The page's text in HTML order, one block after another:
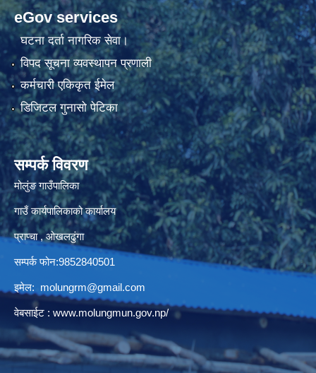
eGov services
घटना दर्ता नागरिक सेवा।
विपद सूचना व्यवस्थापन प्रणाली
कर्मचारी एकिकृत ईमेल
डिजिटल गुनासो पेटिका
सम्पर्क विवरण
मोलुंङ गाउँपालिका
गाउँ कार्यपालिकाको कार्यालय
प्राप्चा , ओखलढुंगा
सम्पर्क फोन:9852840501
इमेल: molungrm@gmail.com
वेबसाईट : www.molungmun.gov.np/